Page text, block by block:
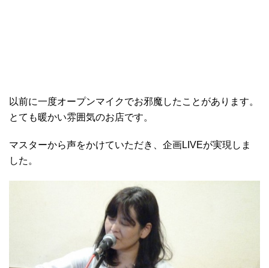
以前に一度オープンマイクでお邪魔したことがあります。
とても暖かい雰囲気のお店です。
マスターから声をかけていただき、企画LIVEが実現しま
した。